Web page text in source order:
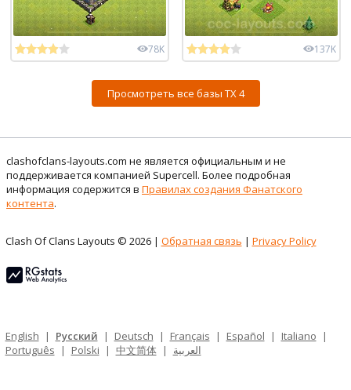
78K 137K
Просмотреть все базы ТХ 4
clashofclans-layouts.com не является официальным и не
поддерживается компанией Supercell. Более подробная
информация содержится в Правилах создания Фанатского
контента.
Clash Of Clans Layouts © 2026 | Обратная связь | Privacy Policy
English | Русский | Deutsch | Français | Español | Italiano
|
Português
| Polski | 中文简体 | العربية